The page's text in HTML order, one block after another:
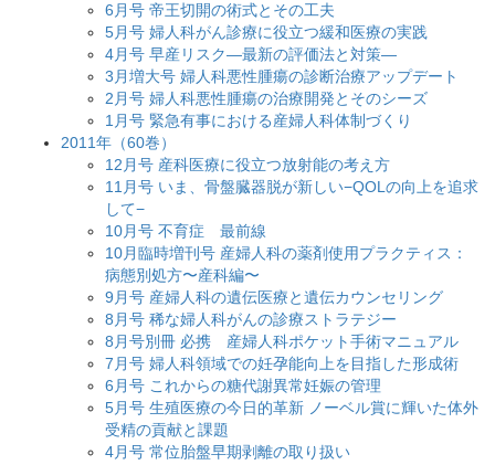
6月号 帝王切開の術式とその工夫
5月号 婦人科がん診療に役立つ緩和医療の実践
4月号 早産リスク―最新の評価法と対策―
3月増大号 婦人科悪性腫瘍の診断治療アップデート
2月号 婦人科悪性腫瘍の治療開発とそのシーズ
1月号 緊急有事における産婦人科体制づくり
2011年（60巻）
12月号 産科医療に役立つ放射能の考え方
11月号 いま、骨盤臓器脱が新しい−QOLの向上を追求
して−
10月号 不育症 最前線
10月臨時増刊号 産婦人科の薬剤使用プラクティス：
病態別処方〜産科編〜
9月号 産婦人科の遺伝医療と遺伝カウンセリング
8月号 稀な婦人科がんの診療ストラテジー
8月号別冊 必携 産婦人科ポケット手術マニュアル
7月号 婦人科領域での妊孕能向上を目指した形成術
6月号 これからの糖代謝異常妊娠の管理
5月号 生殖医療の今日的革新 ノーベル賞に輝いた体外
受精の貢献と課題
4月号 常位胎盤早期剥離の取り扱い